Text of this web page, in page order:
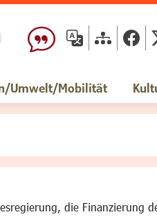
Umwelt/Mobilität
die Finanzierung